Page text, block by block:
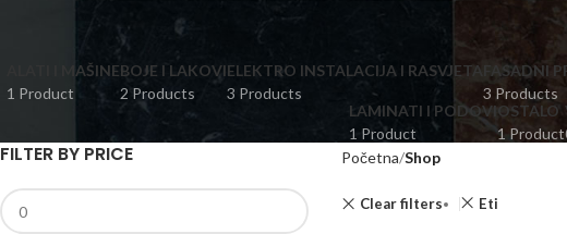
ALATI I MAŠINE
1 Product
BOJE I LAKOVI
2 Products
ELEKTRO INSTALACIJA I RASVJETA
3 Products
FASADNI
3 Products
LAMINATI I PODOVI
1 Product
OSTALO
1 Product
FILTER BY PRICE Početna Shop
Clear filters Eti